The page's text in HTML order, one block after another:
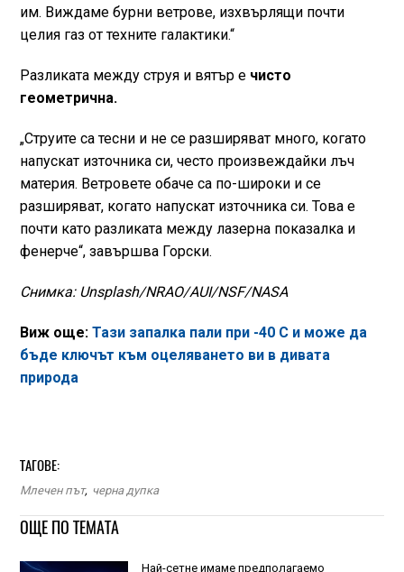
им. Виждаме бурни ветрове, изхвърлящи почти
целия газ от техните галактики.“
Разликата между струя и вятър е чисто
геометрична.
„Струите са тесни и не се разширяват много, когато
напускат източника си, често произвеждайки лъч
материя. Ветровете обаче са по-широки и се
разширяват, когато напускат източника си. Това е
почти като разликата между лазерна показалка и
фенерче“, завършва Горски.
Снимка: Unsplash/NRAO/AUI/NSF/NASA
Виж още: Тази запалка пали при -40 С и може да
бъде ключът към оцеляването ви в дивата
природа
ТАГОВЕ:
Млечен път, черна дупка
ОЩЕ ПО ТЕМАТА
Най-сетне имаме предполагаемо